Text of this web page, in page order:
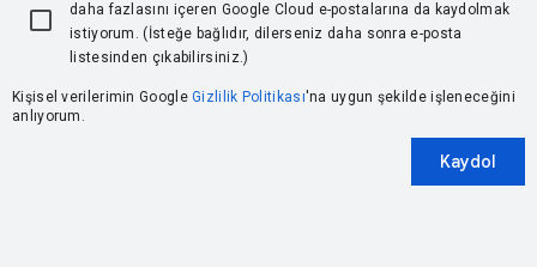
daha fazlasını içeren Google Cloud e-postalarına da kaydolmak
istiyorum. (İsteğe bağlıdır, dilerseniz daha sonra e-posta
listesinden çıkabilirsiniz.)
Kişisel verilerimin GoogleGizlilik Politikası'na uygun şekilde işleneceğini
anlıyorum.
Kaydol